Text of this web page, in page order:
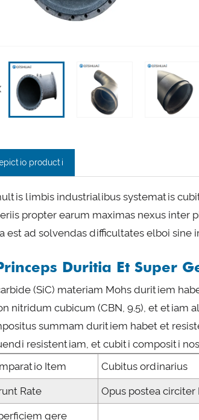
producti
limbis industrialibus systematis
propter earum maximas nexus inter
est ad solvendas difficultates elboi
Duritia Et Super
(SiC) materiam Mohs duritiem
nitridum cubicum (CBN, 9.5), et etiam
summam duritiem habet et
resistentiam, et cubiti compositi
Item
Cubitus ordinarius
Rate Opus postea circiter
gere